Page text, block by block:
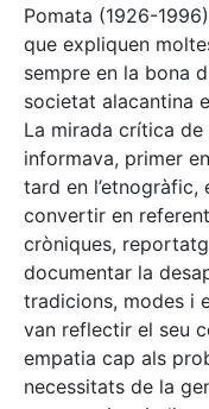
Pomata (1926-
que expliquen
sempre en la bona
societat alacantina
La mirada crítica
informava, primer
tard en
convertir en
cròniques,
documentar la
tradicions, modes i
van reflectir el seu
empatia cap als
necessitats de la